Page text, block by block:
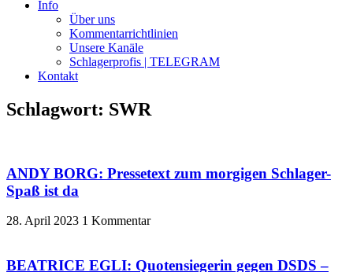
Info
Über uns
Kommentarrichtlinien
Unsere Kanäle
Schlagerprofis | TELEGRAM
Kontakt
Schlagwort: SWR
ANDY BORG: Pressetext zum morgigen Schlager-
Spaß ist da
28. April 2023 1 Kommentar
BEATRICE EGLI: Quotensiegerin gegen DSDS –